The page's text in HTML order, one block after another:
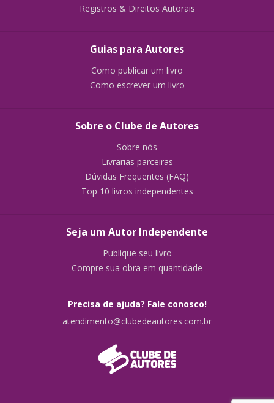
Registros & Direitos Autorais
Guias para Autores
Como publicar um livro
Como escrever um livro
Sobre o Clube de Autores
Sobre nós
Livrarias parceiras
Dúvidas Frequentes (FAQ)
Top 10 livros independentes
Seja um Autor Independente
Publique seu livro
Compre sua obra em quantidade
Precisa de ajuda? Fale conosco!
atendimento@clubedeautores.com.br